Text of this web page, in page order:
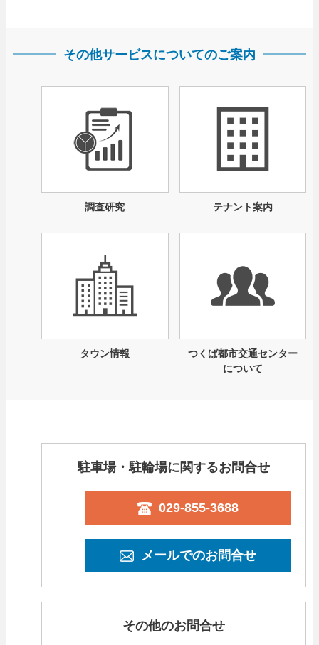
その他サービスについてのご案内
調査研究 テナント案内
タウン情報
つくば都市交通センター
について
駐車場・駐輪場に関するお問合せ
029-855-3688
メールでのお問合せ
その他のお問合せ